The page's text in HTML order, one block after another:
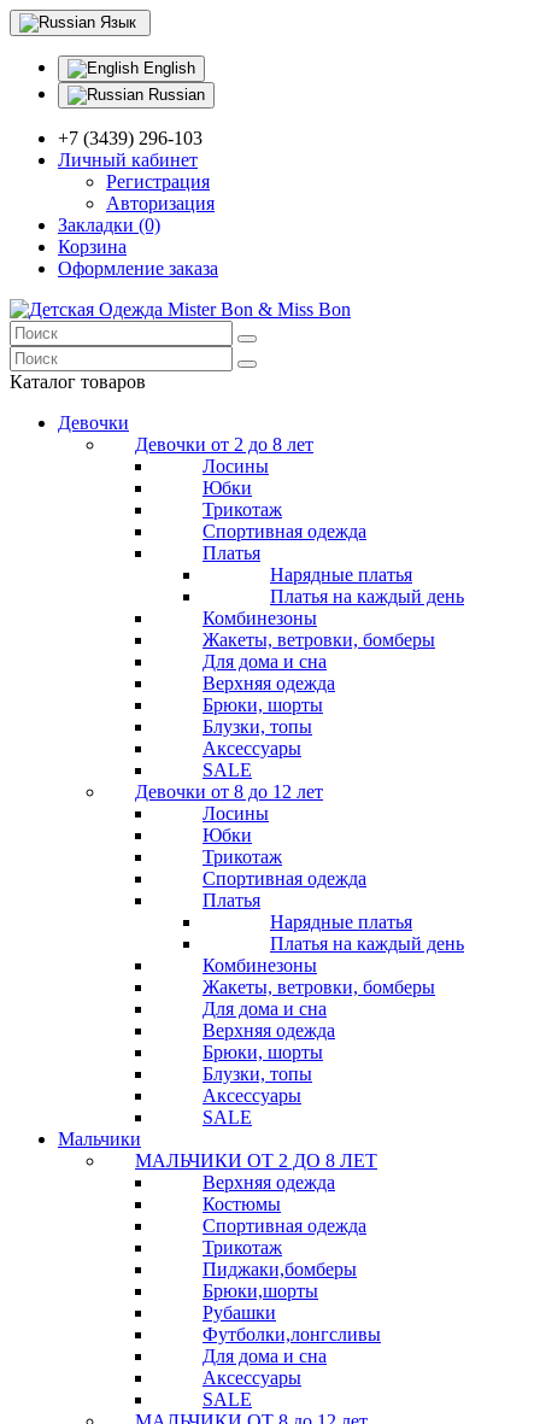
Язык
English
Russian
+7 (3439) 296-103
Личный кабинет
Регистрация
Авторизация
Закладки (0)
Корзина
Оформление заказа
Каталог товаров
Девочки
Девочки от 2 до 8 лет
Лосины
Юбки
Трикотаж
Спортивная одежда
Платья
Нарядные платья
Платья на каждый день
Комбинезоны
Жакеты, ветровки, бомберы
Для дома и сна
Верхняя одежда
Брюки, шорты
Блузки, топы
Аксессуары
SALE
Девочки от 8 до 12 лет
Лосины
Юбки
Трикотаж
Спортивная одежда
Платья
Нарядные платья
Платья на каждый день
Комбинезоны
Жакеты, ветровки, бомберы
Для дома и сна
Верхняя одежда
Брюки, шорты
Блузки, топы
Аксессуары
SALE
Мальчики
МАЛЬЧИКИ ОТ 2 ДО 8 ЛЕТ
Верхняя одежда
Костюмы
Спортивная одежда
Трикотаж
Пиджаки,бомберы
Брюки,шорты
Рубашки
Футболки,лонгсливы
Для дома и сна
Аксессуары
SALE